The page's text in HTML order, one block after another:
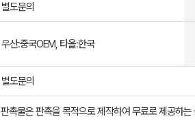
별도문의
우산:중국OEM, 타올:한국
별도문의
판촉물은 판촉을 목적으로 제작하여 무료로 제공하는